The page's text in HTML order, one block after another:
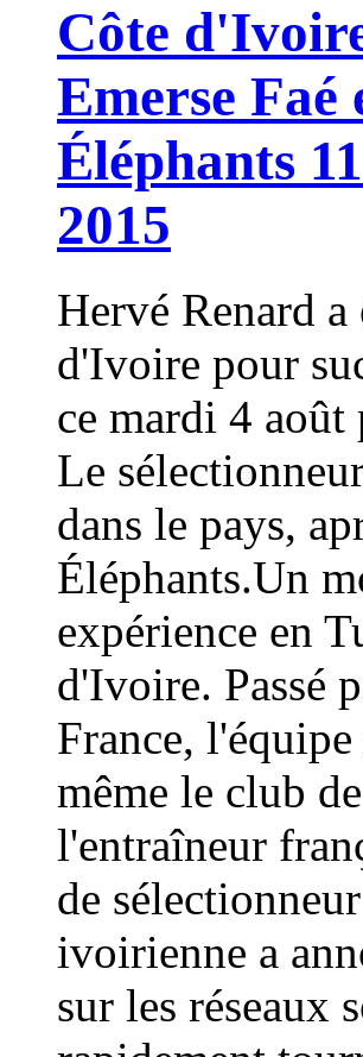
Côte
Emerse Faé
Éléphants
2015
Hervé Renard
d'Ivoire pour
ce mardi 4
Le
dans le pays,
Éléphants.Un
expérience en
d'Ivoire. Passé
France,
même le club
l'entraîneur
de
ivoirienne a
sur les réseaux